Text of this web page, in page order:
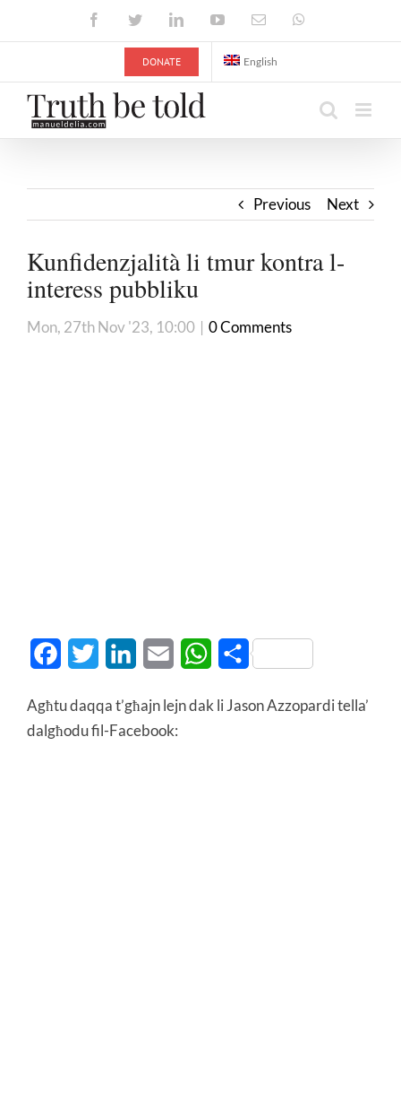
FacebookTwitterLinkedInYouTubeEmail
DONATE English
Previous Next
Kunfidenzjalità li tmur kontra l-
interess pubbliku
Mon, 27th Nov '23, 10:00 | 0 Comments
FacebookTwitter LinkedInEmail WhatsApp
Share
Agħtu daqqa t’għajn lejn dak li Jason Azzopardi tella’
dalgħodu fil-Facebook: